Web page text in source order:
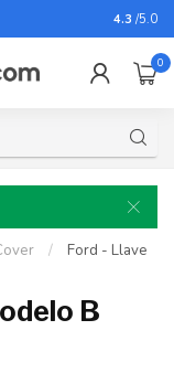
For
4.3 /5.0
0
/
Ford - Llave
B